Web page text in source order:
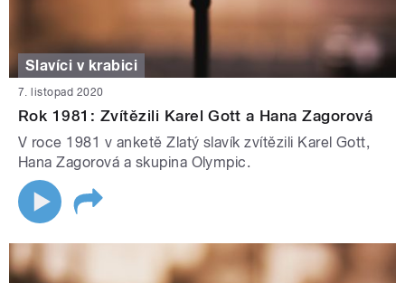
Slavíci v krabici
7. listopad 2020
Rok 1981: Zvítězili Karel Gott a Hana Zagorová
V roce 1981 v anketě Zlatý slavík zvítězili Karel Gott,
Hana Zagorová a skupina Olympic.